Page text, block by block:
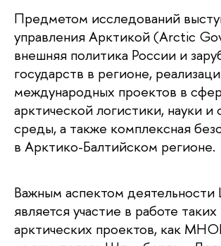
Предметом исследований
управления Арктикой (Arctic
внешняя политика России и
государств в регионе,
международных проектов в
арктической логистики, науки
среды, а также комплексная
в Арктико-Балтийском регионе.
Важным аспектом
является участие в работе
арктических проектов, как